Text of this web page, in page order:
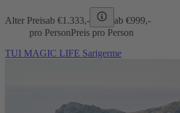
Alter Preisab €1.333,- ab €999,-
pro PersonPreis pro Person
TUI MAGIC LIFE Sarigerme